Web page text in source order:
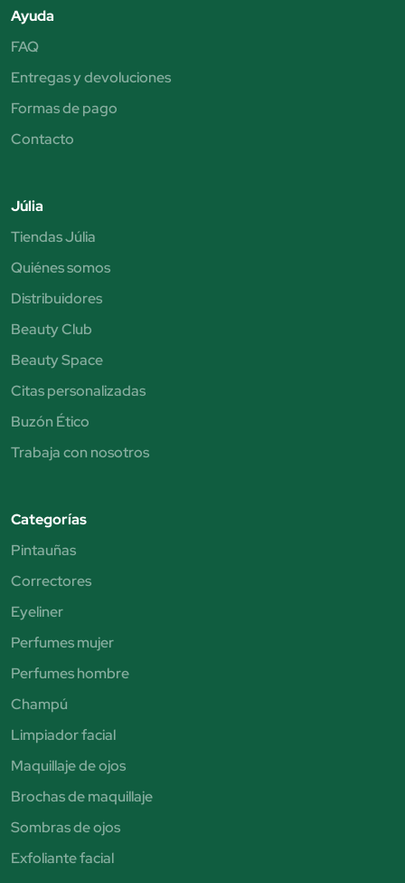
Ayuda
FAQ
Entregas y devoluciones
Formas de pago
Contacto
Júlia
Tiendas Júlia
Quiénes somos
Distribuidores
Beauty Club
Beauty Space
Citas personalizadas
Buzón Ético
Trabaja con nosotros
Categorías
Pintauñas
Correctores
Eyeliner
Perfumes mujer
Perfumes hombre
Champú
Limpiador facial
Maquillaje de ojos
Brochas de maquillaje
Sombras de ojos
Exfoliante facial